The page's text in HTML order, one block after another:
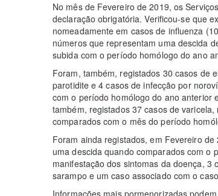
No mês de Fevereiro de 2019, os
declaração obrigatória. Verificou-se que
nomeadamente em casos de influenza
números que representam uma descida
subida com o período homólogo do ano
Foram, também, registados 30 casos de
parotidite e 4 casos de infecção por
com o período homólogo do ano anterior
também, registados 37 casos de
comparados com o mês do período
Foram ainda registados, em Fevereiro
uma descida quando comparados com o
manifestação dos sintomas da doença,
sarampo e um caso associado com o
Informações mais pormenorizadas